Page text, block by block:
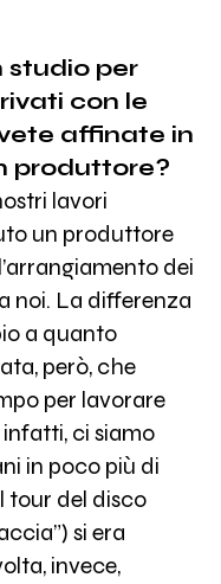
studio per
con le
affinate in
produttore?
lavori
un produttore
dei
noi. La differenza
a quanto
però, che
per lavorare
infatti, ci siamo
in poco più di
tour del disco
si era
invece,